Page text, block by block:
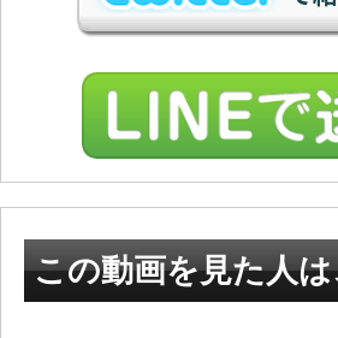
この動画を見た人